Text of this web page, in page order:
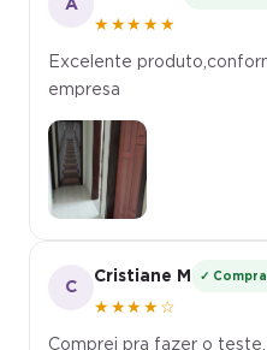
A
★★★★★
Excelente
empresa
C
Cristiane M ✓
★★★★☆
Comprei pra fazer o